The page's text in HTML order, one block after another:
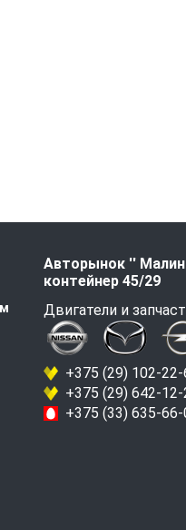
Авторынок ''
контейнер 45/29
Двигатели и
+375 (29) 102-22-
+375 (29) 642-12-
+375 (33) 635-66-